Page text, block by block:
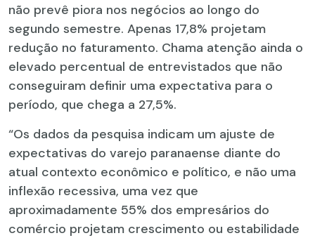
não prevê piora nos negócios ao longo do
segundo semestre. Apenas 17,8% projetam
redução no faturamento. Chama atenção ainda o
elevado percentual de entrevistados que não
conseguiram definir uma expectativa para o
período, que chega a 27,5%.
“Os dados da pesquisa indicam um ajuste de
expectativas do varejo paranaense diante do
atual contexto econômico e político, e não uma
inflexão recessiva, uma vez que
aproximadamente 55% dos empresários do
comércio projetam crescimento ou estabilidade